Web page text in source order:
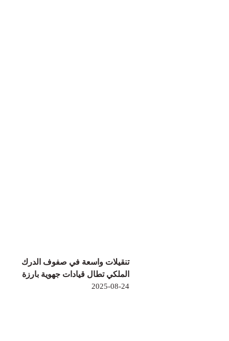
تنقيلات واسعة في صفوف الدرك
الملكي تطال قيادات جهوية بارزة
2025-08-24